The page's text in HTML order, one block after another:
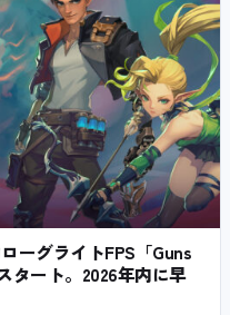
ーグライトFPS「Guns
タート。2026年内に早